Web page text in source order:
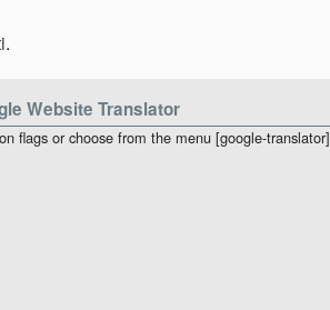
.
Website Translator
flags or choose from the menu [google-translator]